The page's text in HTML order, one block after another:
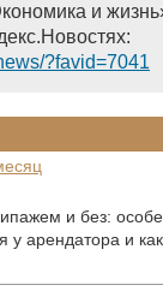
и
?favid=7041
и без:
у арендатора и